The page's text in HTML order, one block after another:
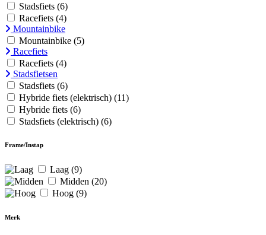
Stadsfiets (6)
Racefiets (4)
Mountainbike
Mountainbike (5)
Racefiets
Racefiets (4)
Stadsfietsen
Stadsfiets (6)
Hybride fiets (elektrisch) (11)
Hybride fiets (6)
Stadsfiets (elektrisch) (6)
Frame/Instap
Laag (9)
Midden (20)
Hoog (9)
Merk